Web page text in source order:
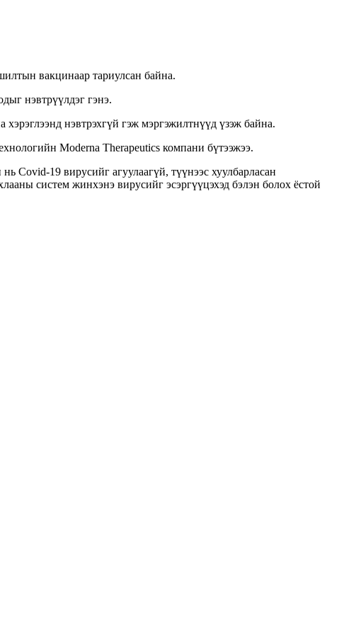
вакцинаар тариулсан байна.
нэвтрүүлдэг гэнэ.
нэвтрэхгүй гэж мэргэжилтнүүд үзэж байна.
Moderna Therapeutics компани бүтээжээ.
Covid-19 вирусийг агуулаагүй, түүнээс хуулбарласан
систем жинхэнэ вирусийг эсэргүүцэхэд бэлэн болох ёстой